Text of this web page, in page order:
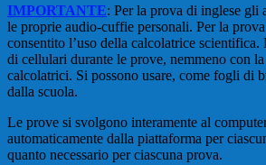
IMPORTANTE: Per la prova di inglese gli
le proprie audio-cuffie personali. Per la
consentito l’uso della calcolatrice scientifica.
di cellulari durante le prove, nemmeno con
calcolatrici. Si possono usare, come fogli di
dalla scuola.
Le prove si svolgono interamente al
automaticamente dalla piattaforma per
quanto necessario per ciascuna prova.